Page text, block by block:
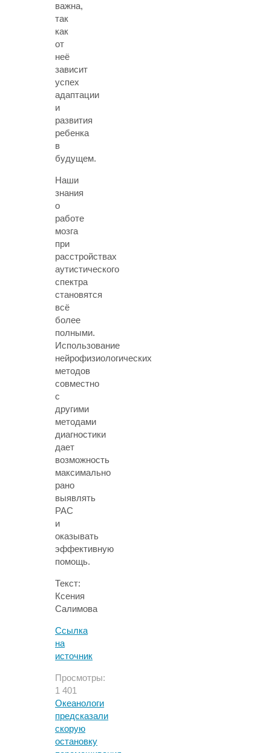
важна,
так
как
от
неё
зависит
успех
адаптации
и
развития
ребенка
в
будущем.
Наши
знания
о
работе
мозга
при
расстройствах
аутистического
спектра
становятся
всё
более
полными.
Использование
нейрофизиологических
методов
совместно
с
другими
методами
диагностики
дает
возможность
максимально
рано
выявлять
РАС
и
оказывать
эффективную
помощь.
Текст:
Ксения
Салимова
Ссылка
на
источник
Просмотры:
1 401
Океанологи
предсказали
скорую
остановку